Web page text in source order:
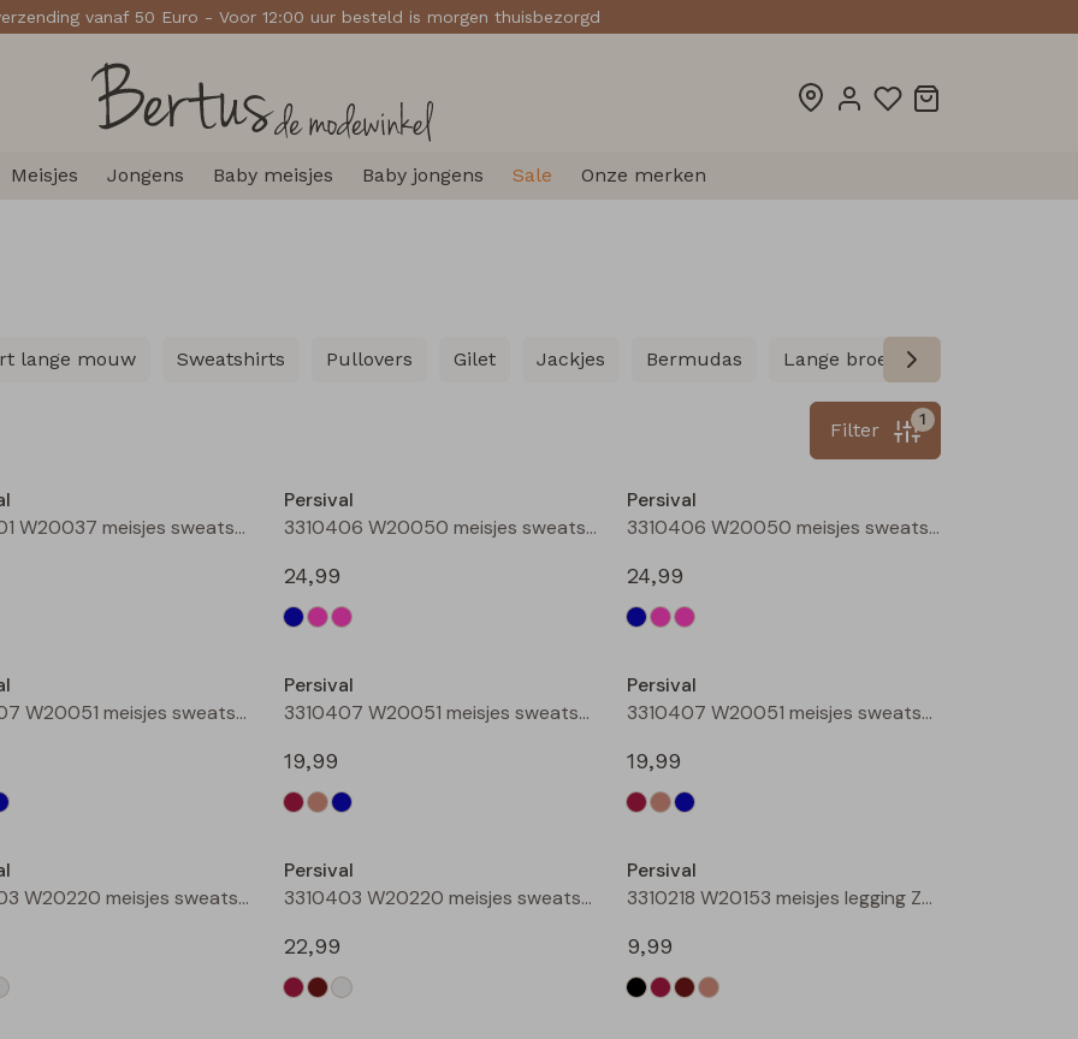
vanaf 50 Euro - Voor 12:00 uur besteld is morgen thuisbezorgd
Meisjes Jongens Baby meisjes Baby jongens Sale Onze merken
lange mouw Sweatshirts Pullovers Gilet Jackjes Bermudas Lange broeken
1
Filter
3310401 W20037 meisjes sweatshirt Oranje neon
Persival
3310406 W20050 meisjes sweatshirt Marine
24,99
Persival
3310406 W20050 meisjes sweatshirt Cerise
24,99
3310407 W20051 meisjes sweatshirt Bordeaux
Persival
3310407 W20051 meisjes sweatshirt Taupe
19,99
Persival
3310407 W20051 meisjes sweatshirt Petrol
19,99
3310403 W20220 meisjes sweatshirt Bruin donker
Persival
3310403 W20220 meisjes sweatshirt Cream
22,99
Persival
3310218 W20153 meisjes legging Zwart
9,99